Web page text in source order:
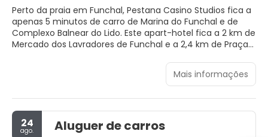
Perto da praia em Funchal, Pestana Casino Studios fica a
apenas 5 minutos de carro de Marina do Funchal e de
Complexo Balnear do Lido. Este apart-hotel fica a 2 km de
Mercado dos Lavradores de Funchal e a 2,4 km de Praça
Aproveite opções de lazer, como uma piscina externa, ou
aprecie a vista em um terraço. Este apart-hotel oferece
comodidades adicionais, como Wi-Fi de cortesia e
assistência com excursões/ingressos.
Mais informações
24
ago. Aluguer de carros